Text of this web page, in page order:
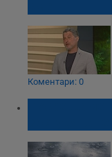
Коментари: 0